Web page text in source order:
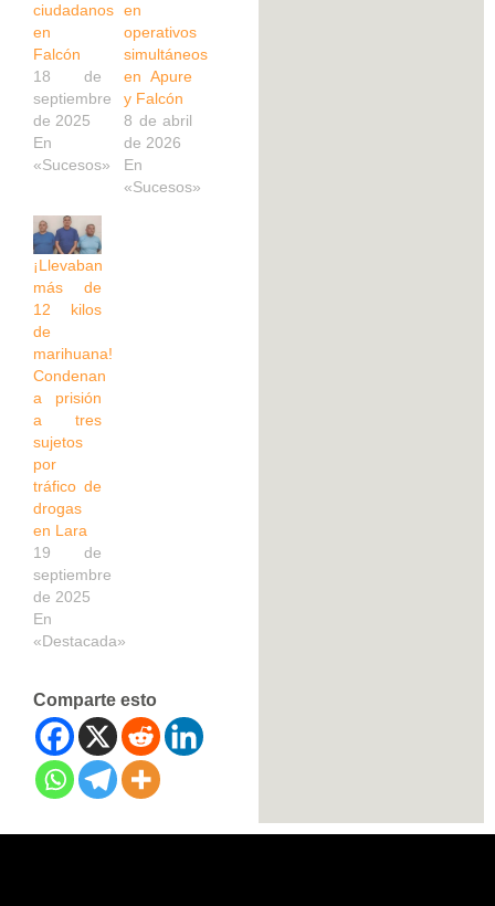
ciudadanos
en
Falcón
18 de
septiembre
de 2025
En
«Sucesos»
en
operativos
simultáneos
en Apure
y Falcón
8 de abril
de 2026
En
«Sucesos»
¡Llevaban
más de
12 kilos
de
marihuana!
Condenan
a prisión
a tres
sujetos
por
tráfico de
drogas
en Lara
19 de
septiembre
de 2025
En
«Destacada»
Comparte esto